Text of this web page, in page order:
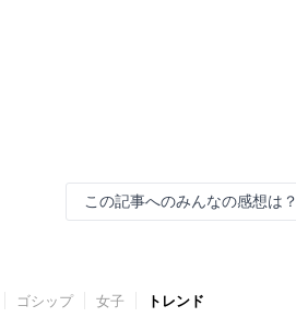
この記事へのみんなの感想は？
ゴシップ 女子 トレンド